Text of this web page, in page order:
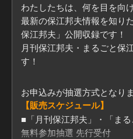
わたしたちは、何を目を向
最新の保江邦夫情報を知り
保江邦夫」公開収録です！
月刊保江邦夫・まるごと保
す！
お申込みが抽選方式となりま
【販売スケジュール】
■「月刊保江邦夫」・「ま
無料参加抽選 先行受付